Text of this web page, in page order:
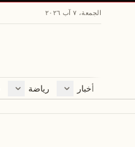
الجمعة، ٧ آب ٢٠٢٦
أخبار
اخبار لبنان
رياضة
كرة القدم